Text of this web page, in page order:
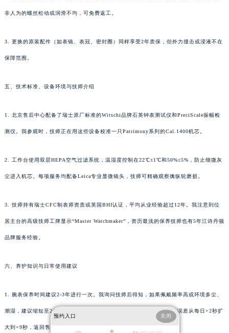
非人为的螺丝松动或润滑不均，可免费返工。
3. 更换的原装配件（如表镜、表冠、密封圈）同样享受2年质保，但外力撞击或浸液不在
保障范围。
五、技术标准、设备环境与技师介绍
1. 北京售后中心配备了瑞士原厂标准的Witschi品牌石英钟表测试仪和PreciScale振幅检
测仪。我参观时，技师正在用这些设备校准一只Patrimony系列的Cal.1400机芯。
2. 工作台使用双层HEPA空气过滤系统，温湿度控制在22℃±1℃和50%±5%，防止细微灰
尘进入机芯。每项服务均配备Leica专业显微镜头，技师可精确观察擒纵轮磨损。
3. 技师持有瑞士CFC制表师资质或英国BHI认证，平均从业经验超过12年。我注意到位
居主台的高级技师工牌显示“Master Watchmaker”，资历最浅的保养技师也有5年江诗丹顿
品牌服务经验。
六、养护知识与日常使用建议
1. 腕表保养时间建议2-3年进行一次。我询问技师后得知，如果佩戴频率高或环境多尘、
潮湿，建议缩短至2年。我的Patrimony自上次保养已满2年，实测走时误差从每日+2秒扩
大到+9秒，返回售后保养后恢复至+3秒。
预约入口 关闭